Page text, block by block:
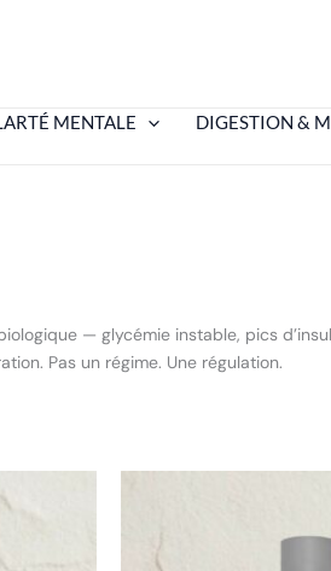
MENTALE DIGESTION &
— glycémie instable, pics
Pas un régime. Une régulation.